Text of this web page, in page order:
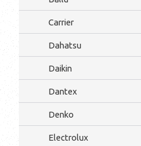
Carrier
Dahatsu
Daikin
Dantex
Denko
Electrolux